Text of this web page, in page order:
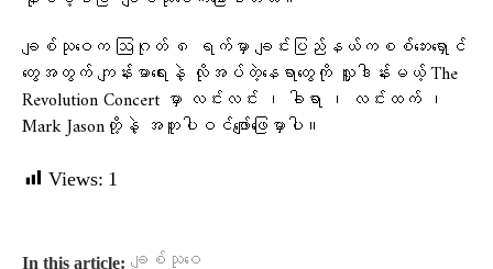
ချစ်သုဝေက ဩဂုတ် ၈ ရက်မှာ ချင်းပြည်နယ်ကစစ်ဘေးရှောင်
တွေအတွက် ကျန်းမာရေးနဲ့ လိုအပ်တဲ့နေရာတွေကို လှူဒါန်းမယ့် The
Revolution Concert မှာ လင်းလင်း ၊ ခါရာ ၊ လင်းထက် ၊
Mark Jasonတို့နဲ့ အတူပါဝင်ဖျော်ဖြေမှာပါ။
Views: 1
In this article: ချစ်သုဝေ